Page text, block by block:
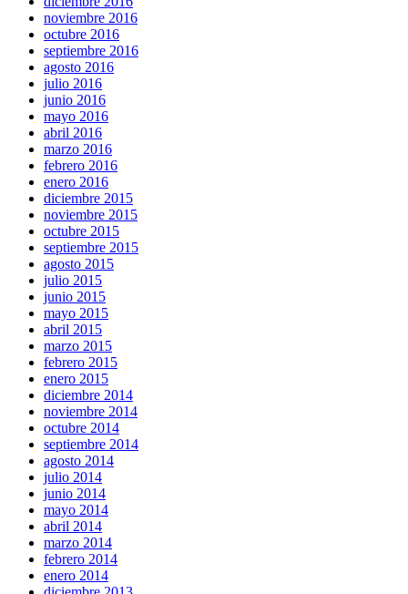
noviembre 2016
octubre 2016
septiembre 2016
agosto 2016
julio 2016
junio 2016
mayo 2016
abril 2016
marzo 2016
febrero 2016
enero 2016
diciembre 2015
noviembre 2015
octubre 2015
septiembre 2015
agosto 2015
julio 2015
junio 2015
mayo 2015
abril 2015
marzo 2015
febrero 2015
enero 2015
diciembre 2014
noviembre 2014
octubre 2014
septiembre 2014
agosto 2014
julio 2014
junio 2014
mayo 2014
abril 2014
marzo 2014
febrero 2014
enero 2014